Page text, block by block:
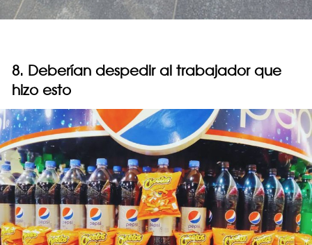
8. Deberían despedir al trabajador que
hizo esto